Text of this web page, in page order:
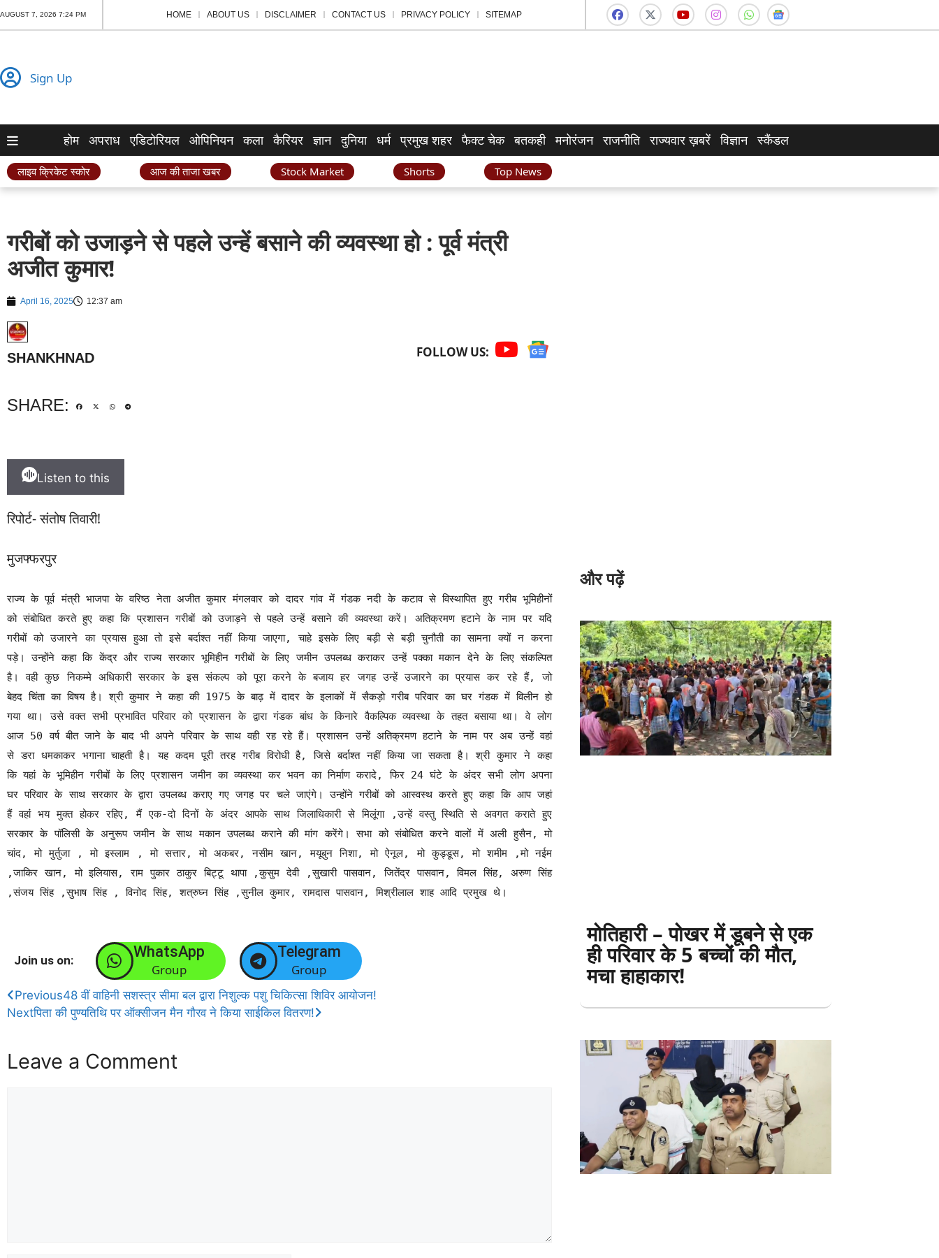
AUGUST 7, 2026 7:24 PM HOME ABOUT US DISCLAIMER CONTACT US PRIVACY POLICY SITEMAP
Sign Up
होम अपराध एडिटोरियल ओपिनियन कला कैरियर ज्ञान दुनिया धर्म प्रमुख शहर फैक्ट चेक बतकही मनोरंजन राजनीति राज्यवार ख़बरें विज्ञान स्कैंडल
लाइव क्रिकेट स्कोर आज की ताजा खबर Stock Market Shorts Top News
गरीबों को उजाड़ने से पहले उन्हें बसाने की व्यवस्था हो : पूर्व मंत्री
अजीत कुमार!
April 16, 2025 12:37 am
SHANKHNAD FOLLOW US:
SHARE:
Listen to this
रिपोर्ट- संतोष तिवारी!
मुजफ्फरपुर
राज्य के पूर्व मंत्री भाजपा के वरिष्ठ नेता अजीत कुमार मंगलवार को दादर गांव में गंडक नदी के कटाव से विस्थापित हुए गरीब भूमिहीनों
को संबोधित करते हुए कहा कि प्रशासन गरीबों को उजाड़ने से पहले उन्हें बसाने की व्यवस्था करें। अतिक्रमण हटाने के नाम पर यदि
गरीबों को उजारने का प्रयास हुआ तो इसे बर्दाश्त नहीं किया जाएगा, चाहे इसके लिए बड़ी से बड़ी चुनौती का सामना क्यों न करना
पड़े। उन्होंने कहा कि केंद्र और राज्य सरकार भूमिहीन गरीबों के लिए जमीन उपलब्ध कराकर उन्हें पक्का मकान देने के लिए संकल्पित
है। वही कुछ निकम्मे अधिकारी सरकार के इस संकल्प को पूरा करने के बजाय हर जगह उन्हें उजारने का प्रयास कर रहे हैं, जो
बेहद चिंता का विषय है। श्री कुमार ने कहा की 1975 के बाढ़ में दादर के इलाकों में सैकड़ो गरीब परिवार का घर गंडक में विलीन हो
गया था। उसे वक्त सभी प्रभावित परिवार को प्रशासन के द्वारा गंडक बांध के किनारे वैकल्पिक व्यवस्था के तहत बसाया था। वे लोग
आज 50 वर्ष बीत जाने के बाद भी अपने परिवार के साथ वही रह रहे हैं। प्रशासन उन्हें अतिक्रमण हटाने के नाम पर अब उन्हें वहां
से डरा धमकाकर भगाना चाहती है। यह कदम पूरी तरह गरीब विरोधी है, जिसे बर्दाश्त नहीं किया जा सकता है। श्री कुमार ने कहा
कि यहां के भूमिहीन गरीबों के लिए प्रशासन जमीन का व्यवस्था कर भवन का निर्माण करादे, फिर 24 घंटे के अंदर सभी लोग अपना
घर परिवार के साथ सरकार के द्वारा उपलब्ध कराए गए जगह पर चले जाएंगे। उन्होंने गरीबों को आस्वस्थ करते हुए कहा कि आप जहां
हैं वहांं भय मुक्त होकर रहिए, मैं एक-दो दिनों के अंदर आपके साथ जिलाधिकारी से मिलूंगा ,उन्हें वस्तु स्थिति से अवगत कराते हुए
सरकार के पॉलिसी के अनुरूप जमीन के साथ मकान उपलब्ध कराने की मांग करेंगे। सभा को संबोधित करने वालों में अली हुसैन, मो
चांद, मो मुर्तुजा , मो इस्लाम , मो सत्तार, मो अकबर, नसीम खान, मयूबुन निशा, मो ऐनूल, मो कुड्डूस, मो शमीम ,मो नईम
,जाकिर खान, मो इलियास, राम पुकार ठाकुर बिट्टू थापा ,कुसुम देवी ,सुखारी पासवान, जितेंद्र पासवान, विमल सिंह, अरुण सिंह
,संजय सिंह ,सुभाष सिंह , विनोद सिंह, शत्रुघ्न सिंह ,सुनील कुमार, रामदास पासवान, मिश्रीलाल शाह आदि प्रमुख थे।
Join us on: WhatsApp
Group
Telegram
Group
Previous48 वीं वाहिनी सशस्त्र सीमा बल द्वारा निशुल्क पशु चिकित्सा शिविर आयोजन!
Nextपिता की पुण्यतिथि पर ऑक्सीजन मैन गौरव ने किया साईकिल वितरण!
Leave a Comment
और पढ़ें
मोतिहारी – पोखर में डूबने से एक
ही परिवार के 5 बच्चों की मौत,
मचा हाहाकार!